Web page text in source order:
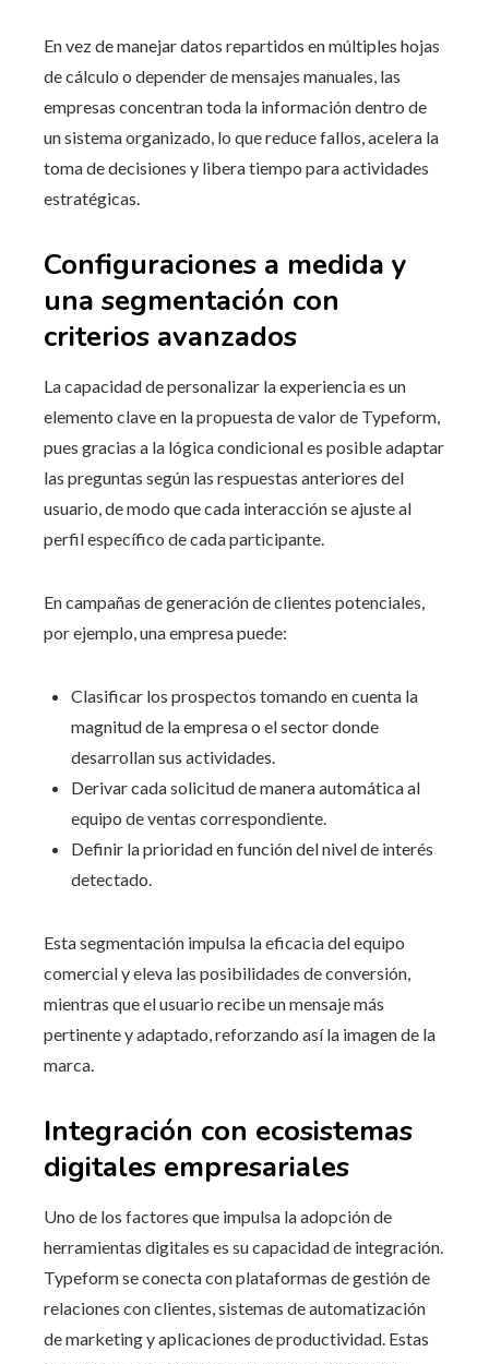
En vez de manejar datos repartidos en múltiples hojas
de cálculo o depender de mensajes manuales, las
empresas concentran toda la información dentro de
un sistema organizado, lo que reduce fallos, acelera la
toma de decisiones y libera tiempo para actividades
estratégicas.
Configuraciones a medida y
una segmentación con
criterios avanzados
La capacidad de personalizar la experiencia es un
elemento clave en la propuesta de valor de Typeform,
pues gracias a la lógica condicional es posible adaptar
las preguntas según las respuestas anteriores del
usuario, de modo que cada interacción se ajuste al
perfil específico de cada participante.
En campañas de generación de clientes potenciales,
por ejemplo, una empresa puede:
Clasificar los prospectos tomando en cuenta la
magnitud de la empresa o el sector donde
desarrollan sus actividades.
Derivar cada solicitud de manera automática al
equipo de ventas correspondiente.
Definir la prioridad en función del nivel de interés
detectado.
Esta segmentación impulsa la eficacia del equipo
comercial y eleva las posibilidades de conversión,
mientras que el usuario recibe un mensaje más
pertinente y adaptado, reforzando así la imagen de la
marca.
Integración con ecosistemas
digitales empresariales
Uno de los factores que impulsa la adopción de
herramientas digitales es su capacidad de integración.
Typeform se conecta con plataformas de gestión de
relaciones con clientes, sistemas de automatización
de marketing y aplicaciones de productividad. Estas